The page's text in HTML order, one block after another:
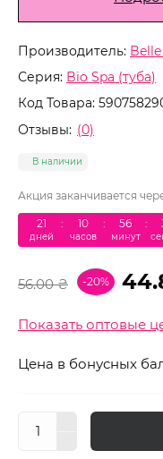
Производитель:
Серия: Bio Spa (туба)
Код Товара:
Отзывы: (0)
В наличии
Акция заканчивается
21
дней
: 10
часов
: 56
минут
:
56.00 ₴ -20%
Показать оптовые
Цена в бонусных